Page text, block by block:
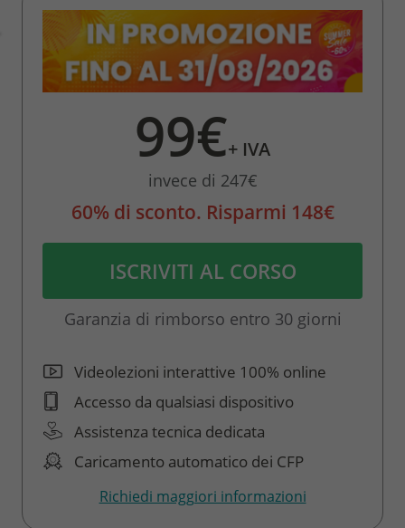
99€+ IVA
invece di 247€
60% di sconto. Risparmi 148€
ISCRIVITI AL CORSO
Garanzia di rimborso entro 30 giorni
Videolezioni interattive 100% online
Accesso da qualsiasi dispositivo
Assistenza tecnica dedicata
Caricamento automatico dei CFP
Richiedi maggiori informazioni